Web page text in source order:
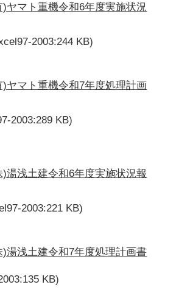
)ヤマト重機令和6年度実施状況
2003:244 KB)
)ヤマト重機令和7年度処理計画
2003:289 KB)
)湯浅土建令和6年度実施状況報
2003:221 KB)
)湯浅土建令和7年度処理計画書
KB)